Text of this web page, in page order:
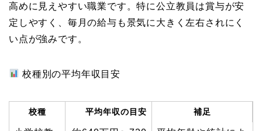
高めに見えやすい職業です。特に公立教員は賞与が安
定しやすく、毎月の給与も景気に大きく左右されにく
い点が強みです。
校種別の平均年収目安
校種 平均年収の目安 補足